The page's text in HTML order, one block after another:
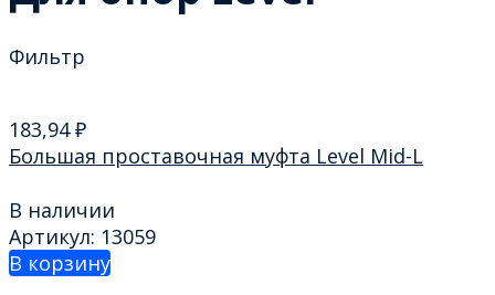
Фильтр
183,94₽
Большая проставочная муфта Level Mid-L
В наличии
Артикул: 13059
В корзину